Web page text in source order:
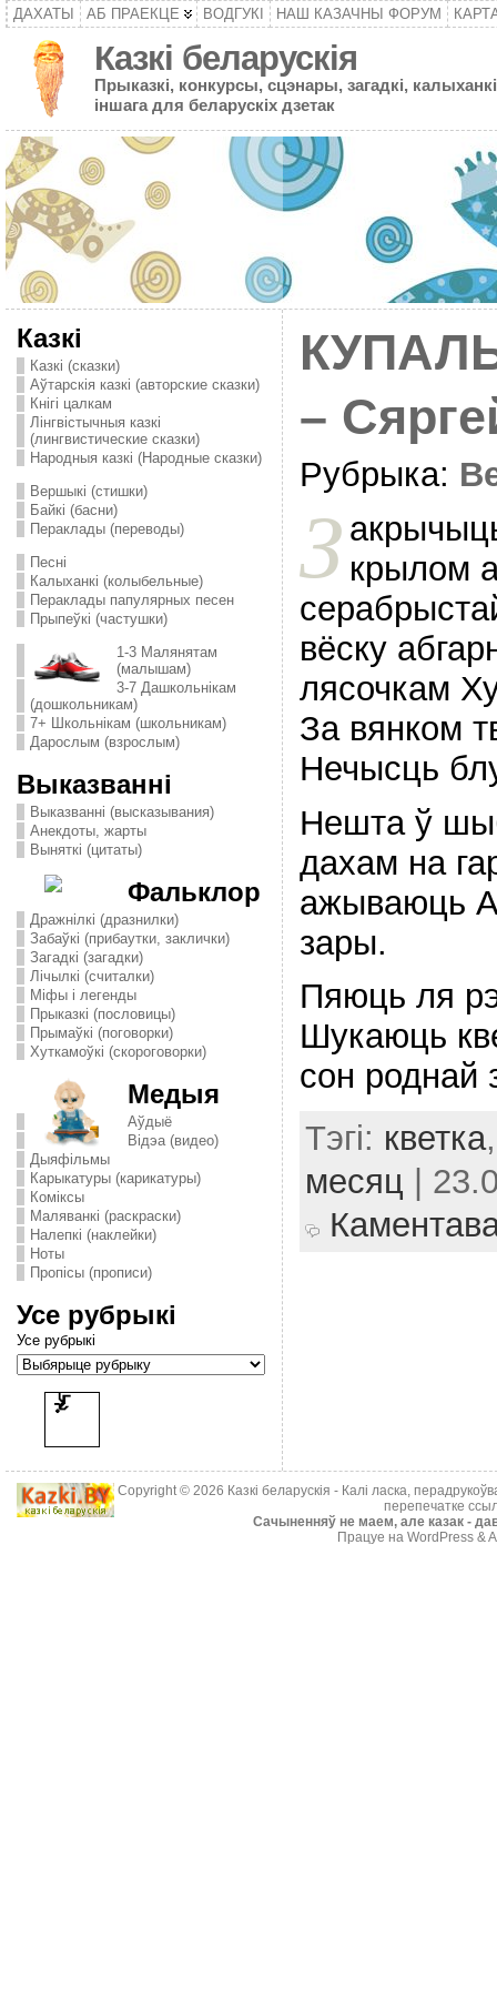
ДАХАТЫ АБ ПРАЕКЦЕ ВОДГУКІ НАШ КАЗАЧНЫ ФОРУМ
Казкі беларускія
Прыказкі, конкурсы, сцэнары, загадкі,
іншага для беларускіх дзетак
Казкі
Казкі (сказки)
Аўтарскія казкі (авторские сказки)
Кнігі цалкам
Лінгвістычныя казкі
(лингвистические сказки)
Народныя казкі (Народные сказки)
Вершыкі (стишки)
Байкі (басни)
Пераклады (переводы)
Песні
Калыханкі (колыбельные)
Пераклады папулярных песен
Прыпеўкі (частушки)
1-3 Малянятам
(малышам)
3-7 Дашкольнікам
(дошкольникам)
7+ Школьнікам (школьникам)
Дарослым (взрослым)
Выказванні
Выказванні (высказывания)
Анекдоты, жарты
Выняткі (цитаты)
Фальклор
Дражнілкі (дразнилки)
Забаўкі (прибаутки, заклички)
Загадкі (загадки)
Лічылкі (считалки)
Міфы і легенды
Прыказкі (пословицы)
Прымаўкі (поговорки)
Хуткамоўкі (скороговорки)
Медыя
Аўдыё
Відэа (видео)
Дыяфільмы
Карыкатуры (карикатуры)
Комiксы
Маляванкі (раскраски)
Налепкі (наклейки)
Ноты
Пропісы (прописи)
Усе рубрыкі
Усе рубрыкі
–
Рубрыка:
З крылом
вёску
лясочкам
За вянком
Нечысць
Нешта ў
дахам на
ажываюць
зары.
Пяюць ля
Шукаюць
сон
Тэгі: кветка
месяц |
Copyright © 2026 Казкі беларускія - Калі ласка,
перепечатке
Cачыненняў не маем, але казак -
Працуе на WordPress &